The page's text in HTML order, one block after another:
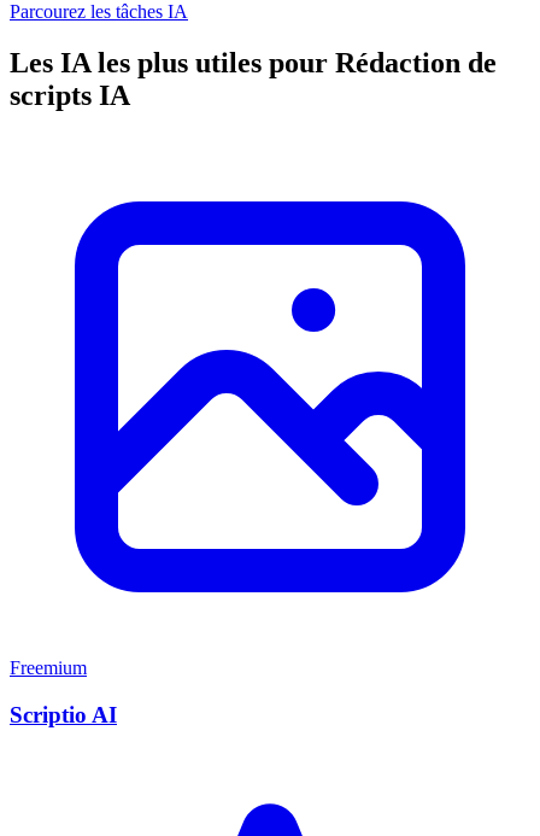
Parcourez les tâches IA
Les IA les plus utiles pour Rédaction de
scripts IA
Freemium
Scriptio AI